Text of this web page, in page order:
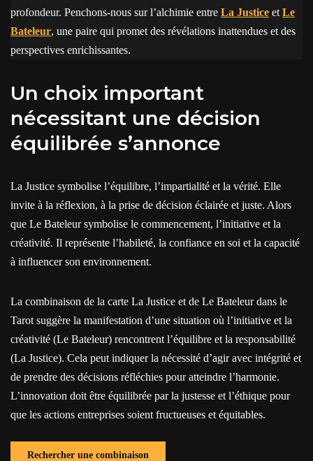
profondeur. Penchons-nous sur l’alchimie entre La Justice et Le
Bateleur, une paire qui promet des révélations inattendues et des
perspectives enrichissantes.
Un choix important
nécessitant une décision
équilibrée s’annonce
La Justice symbolise l’équilibre, l’impartialité et la vérité. Elle
invite à la réflexion, à la prise de décision éclairée et juste. Alors
que Le Bateleur symbolise le commencement, l’initiative et la
créativité. Il représente l’habileté, la confiance en soi et la capacité
à influencer son environnement.
La combinaison de la carte La Justice et de Le Bateleur dans le
Tarot suggère la manifestation d’une situation où l’initiative et la
créativité (Le Bateleur) rencontrent l’équilibre et la responsabilité
(La Justice). Cela peut indiquer la nécessité d’agir avec intégrité et
de prendre des décisions réfléchies pour atteindre l’harmonie.
L’innovation doit être équilibrée par la justesse et l’éthique pour
que les actions entreprises soient fructueuses et équitables.
Rechercher une combinaison